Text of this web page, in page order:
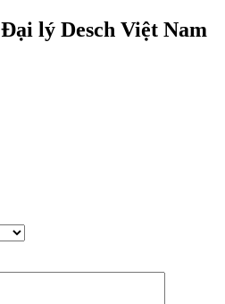
Đại lý Desch Việt Nam